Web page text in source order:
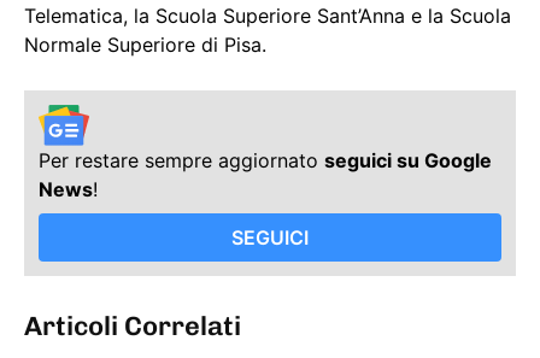
Telematica, la Scuola Superiore Sant’Anna e la Scuola
Normale Superiore di Pisa.
Per restare sempre aggiornato seguici su Google
News!
SEGUICI
Articoli Correlati